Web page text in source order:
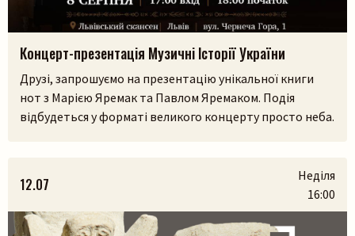
Концерт-презентація Музичні Історії України
Друзі, запрошуємо на презентацію унікальної книги
нот з Марією Яремак та Павлом Яремаком. Подія
відбудеться у форматі великого концерту просто неба.
народилися з українських легенд, природи та музики.
На вас чекають:– презентація книги разом з авторами
Марією Яремак та Павлом Яремаком.– […]
12.07
Неділя
16:00